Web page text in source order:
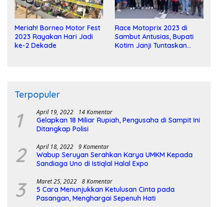
Meriah! Borneo Motor Fest
2023 Rayakan Hari Jadi
ke-2 Dekade
Race Motoprix 2023 di
Sambut Antusias, Bupati
Kotim Janji Tuntaskan
Terpopuler
1 April 19, 2022 14 Komentar
Gelapkan 18 Miliar Rupiah, Pengusaha di Sampit Ini
Ditangkap Polisi
2 April 18, 2022 9 Komentar
Wabup Seruyan Serahkan Karya UMKM Kepada
Sandiaga Uno di Istiqlal Halal Expo
3 Maret 25, 2022 8 Komentar
5 Cara Menunjukkan Ketulusan Cinta pada
Pasangan, Menghargai Sepenuh Hati